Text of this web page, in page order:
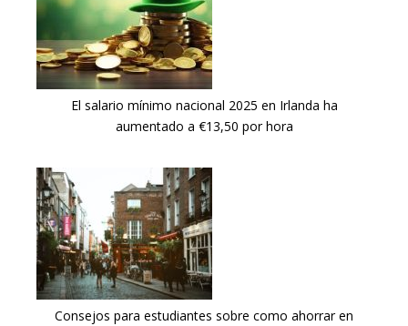
El salario mínimo nacional 2025 en Irlanda ha
aumentado a €13,50 por hora
Consejos para estudiantes sobre como ahorrar en